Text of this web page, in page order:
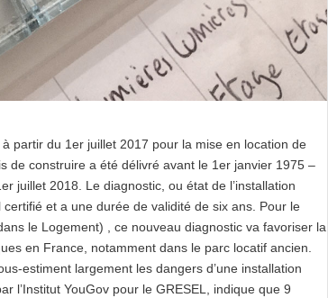
partir du 1er juillet 2017 pour la mise en location de
de construire a été délivré avant le 1er janvier 1975 –
juillet 2018. Le diagnostic, ou état de l’installation
et a une durée de validité de six ans. Pour le
le Logement) , ce nouveau diagnostic va favoriser la
en France, notamment dans le parc locatif ancien.
estiment largement les dangers d’une installation
l’Institut YouGov pour le GRESEL, indique que 9